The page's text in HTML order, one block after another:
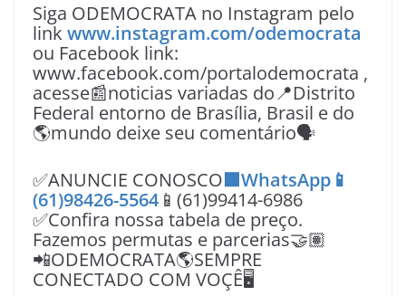
Siga ODEMOCRATA no Instagram pelo
link www.instagram.com/odemocrata
ou Facebook link:
www.facebook.com/portalodemocrata ,
acesse📰noticias variadas do📍Distrito
Federal entorno de Brasília, Brasil e do
🌎mundo deixe seu comentário🗣
✅ANUNCIE CONOSCO🟩WhatsApp📱
(61)98426-5564 📱(61)99414-6986
✅Confira nossa tabela de preço.
Fazemos permutas e parcerias🤝🏽
📲ODEMOCRATA🌎SEMPRE
CONECTADO COM VOÇÊ🖥️